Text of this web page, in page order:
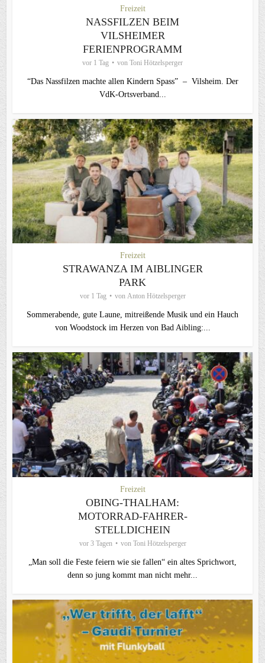
Freizeit
NASSFILZEN BEIM
VILSHEIMER
FERIENPROGRAMM
vor 1 Tag von Toni Hötzelsperger
“Das Nassfilzen machte allen Kindern Spass” – Vilsheim. Der
VdK-Ortsverband...
Freizeit
STRAWANZA IM AIBLINGER
PARK
vor 1 Tag von Anton Hötzelsperger
Sommerabende, gute Laune, mitreißende Musik und ein Hauch
von Woodstock im Herzen von Bad Aibling:...
Freizeit
OBING-THALHAM:
MOTORRAD-FAHRER-
STELLDICHEIN
vor 3 Tagen von Toni Hötzelsperger
„Man soll die Feste feiern wie sie fallen“ ein altes Sprichwort,
denn so jung kommt man nicht mehr...